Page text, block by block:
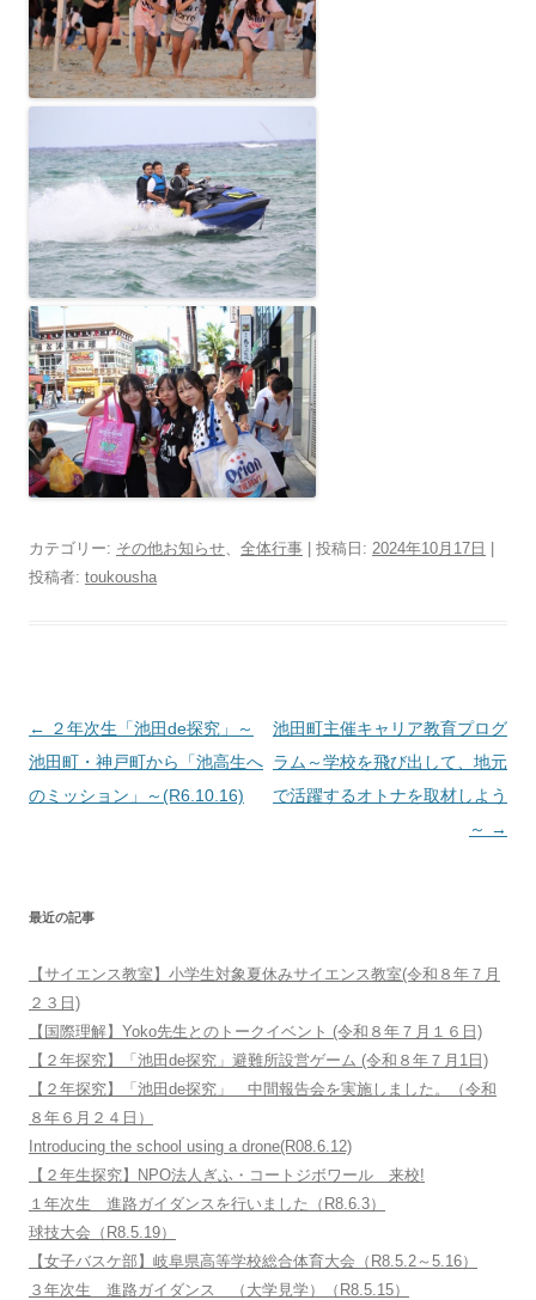
カテゴリー: その他お知らせ 全体行事 | 投稿日: 2024年10月17日 |
投稿者: toukousha
投
稿
ナ
シ
ョ
ン
← ２年次生「池田de探究」～
池田町・神戸町から「池高生へ
のミッション」～(R6.10.16)
池田町主催キャリア教育プログ
ラム～学校を飛び出して、地元
で活躍するオトナを取材しよう
～ →
最近の記事
【サイエンス教室】小学生対象夏休みサイエンス教室(令和８年７月
２３日)
【国際理解】Yoko先生とのトークイベント (令和８年７月１６日)
【２年探究】「池田de探究」避難所設営ゲーム (令和８年７月1日)
【２年探究】「池田de探究」 中間報告会を実施しました。（令和
８年６月２４日）
Introducing the school using a drone(R08.6.12)
【２年生探究】NPO法人ぎふ・コートジボワール 来校!
１年次生 進路ガイダンスを行いました（R8.6.3）
球技大会（R8.5.19）
【女子バスケ部】岐阜県高等学校総合体育大会（R8.5.2～5.16）
３年次生 進路ガイダンス （大学見学）（R8.5.15）